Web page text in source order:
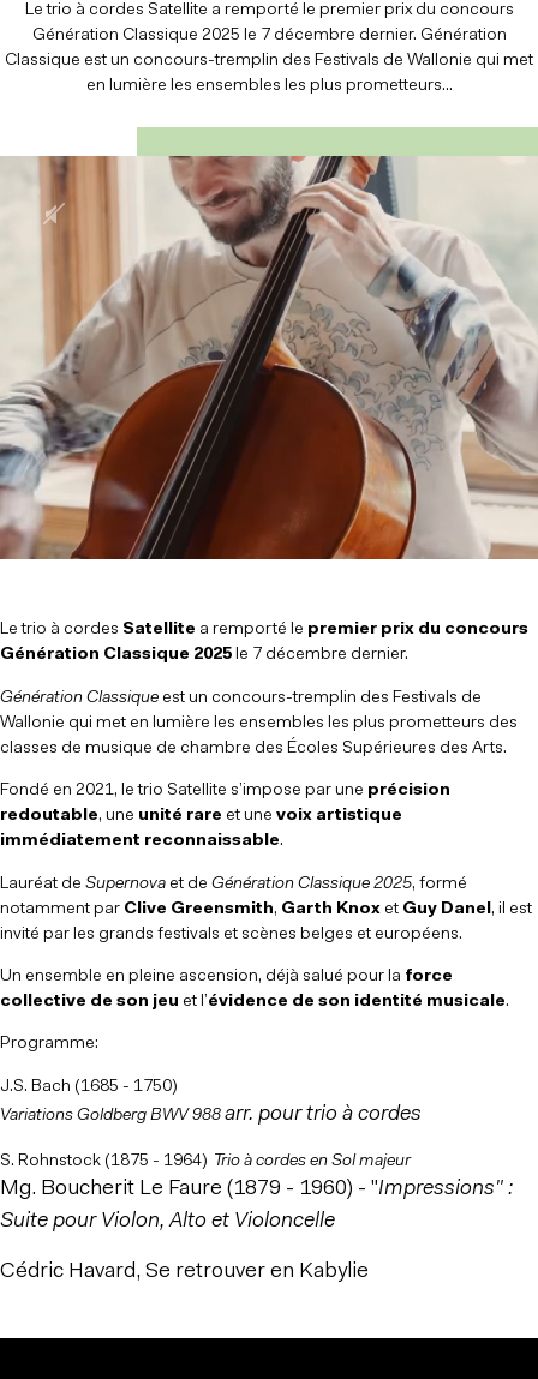
Le trio à cordes Satellite a remporté le premier prix du concours
Génération Classique 2025 le 7 décembre dernier. Génération
Classique est un concours-tremplin des Festivals de Wallonie qui met
en lumière les ensembles les plus prometteurs...
Le trio à cordes Satellite a remporté le premier prix du concours
Génération Classique 2025 le 7 décembre dernier.
Génération Classique est un concours-tremplin des Festivals de
Wallonie qui met en lumière les ensembles les plus prometteurs des
classes de musique de chambre des Écoles Supérieures des Arts.
Fondé en 2021, le trio Satellite s’impose par une précision
redoutable, une unité rare et une voix artistique
immédiatement reconnaissable.
Lauréat de Supernova et de Génération Classique 2025, formé
notamment par Clive Greensmith, Garth Knox et Guy Danel , il est
invité par les grands festivals et scènes belges et européens.
Un ensemble en pleine ascension, déjà salué pour la force
collective de son jeu et l’évidence de son identité musicale.
Programme:
J.S. Bach (1685 - 1750)
Variations Goldberg BWV 988 arr. pour trio à cordes
S. Rohnstock (1875 - 1964) Trio à cordes en Sol majeur
Mg. Boucherit Le Faure (1879 - 1960) - "Impressions" :
Suite pour Violon, Alto et Violoncelle
Cédric Havard, Se retrouver en Kabylie